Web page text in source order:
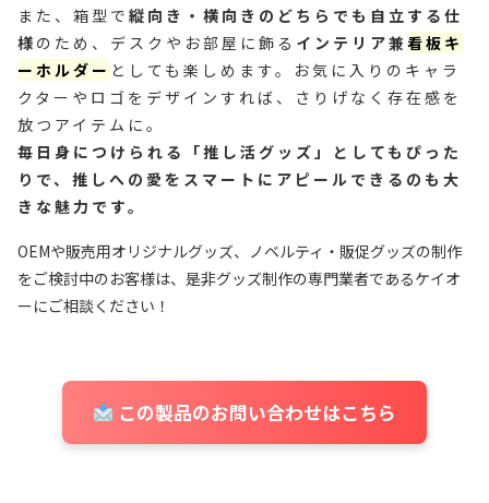
また、箱型で 縦向き・横向きのどちらでも自立する仕
様 のため、デスクやお部屋に飾る インテリア兼 看板キ
ーホルダー としても楽しめます。お気に入りのキャラ
クターやロゴをデザインすれば、さりげなく存在感を
放つアイテムに。
毎日身につけられる「推し活グッズ」としてもぴった
りで、推しへの愛をスマートにアピールできるのも大
きな魅力です。
OEMや販売用オリジナルグッズ、ノベルティ・販促グッズの制作
をご検討中のお客様は、是非グッズ制作の専門業者であるケイオ
ーにご相談ください！
この製品のお問い合わせはこちら